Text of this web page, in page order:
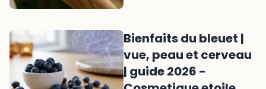
Bienfaits du bleuet |
vue, peau et cerveau
| guide 2026 -